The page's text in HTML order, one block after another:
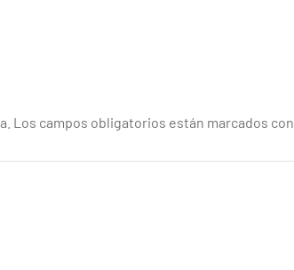
Los campos obligatorios están marcados con